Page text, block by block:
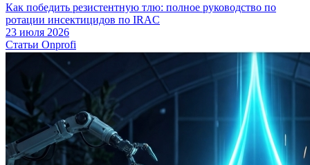
Как победить резистентную тлю: полное руководство по
ротации инсектицидов по IRAC
23 июля 2026
Статьи Onprofi